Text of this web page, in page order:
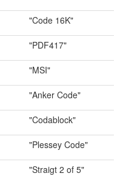
"Code 16K"
"PDF417"
"MSI"
"Anker Code"
"Codablock"
"Plessey Code"
"Straigt 2 of 5"